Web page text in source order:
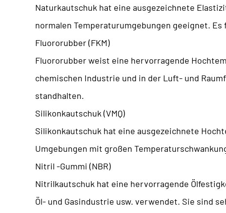
Naturkautschuk hat eine ausgezeichnete
normalen Temperaturumgebungen geeignet.
Fluororubber (FKM)
Fluororubber weist eine hervorragende
chemischen Industrie und in der Luft- und
standhalten.
Silikonkautschuk (VMQ)
Silikonkautschuk hat eine ausgezeichnete
Umgebungen mit großen
Nitril -Gummi (NBR)
Nitrilkautschuk hat eine hervorragende
Öl- und Gasindustrie usw. verwendet. Sie sind